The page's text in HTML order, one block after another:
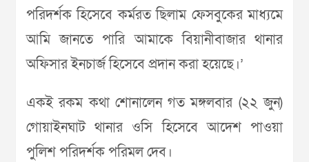
পরিদর্শক হিসেবে কর্মরত ছিলাম ফেসবুকের মাধ্যমে
আমি জানতে পারি আমাকে বিয়ানীবাজার থানার
অফিসার ইনচার্জ হিসেবে প্রদান করা হয়েছে।’
একই রকম কথা শোনালেন গত মঙ্গলবার (২২ জুন)
গোয়াইনঘাট থানার ওসি হিসেবে আদেশ পাওয়া
পুলিশ পরিদর্শক পরিমল দেব।